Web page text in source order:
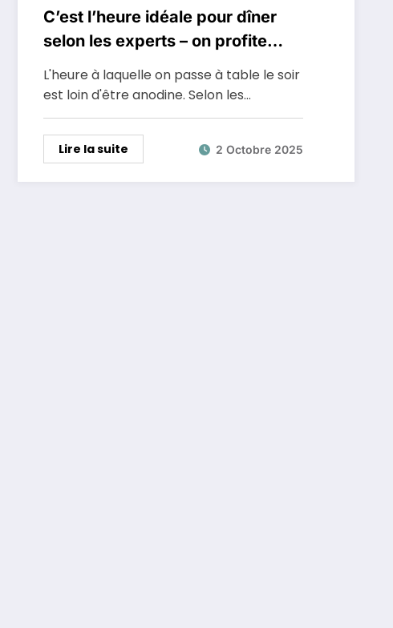
C’est l’heure idéale pour dîner
selon les experts – on profite
mieux de son repas et de sa
famille
L'heure à laquelle on passe à table le soir
est loin d'être anodine. Selon les…
Lire la suite 2 Octobre 2025